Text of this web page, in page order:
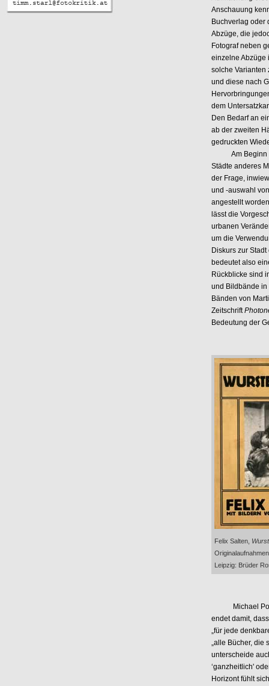
Anschauung
Buchverlag oder
Abzüge, die
Fotograf neben
einzelne Abzüge
solche Varianten
und diese nach
dem
Den Bedarf an
ab der zweiten
gedruckten
Am Beginn
Städte anderes
der Frage,
und -auswahl
angestellt
lässt die
urbanen
um die
Diskurs zur
bedeutet also
Rückblicke sind
und Bildbände
Bänden von
Zeitschrift
Bedeutung der
Felix Salten,
Leipzig: Brüder
Michael
endet damit,
„für jede
„alle Bücher, die
unterscheide
‘ganzheitlich'
Horizont fühlt